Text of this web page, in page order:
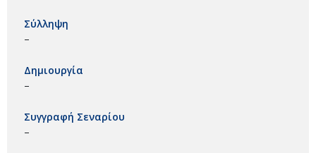
Σύλληψη
–
Δημιουργία
–
Συγγραφή Σεναρίου
–